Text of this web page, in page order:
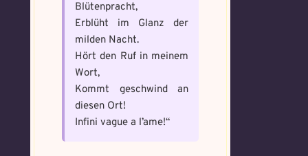
Blütenpracht,
Erblüht im Glanz der
milden Nacht.
Hört den Ruf in meinem
Wort,
Kommt geschwind an
diesen Ort!
Infini vague a l’ame!“
Wie bist du darauf
aufmerksam geworden
und wie bannst du es?
Schreibe eine Geschichte mit mind.
500 Zeichen.
Wie fängst du die Chaos
Magie ein? *
Bitte schreibe eine kleine Geschichte
mit mind. 500 Zeichen.
Benutzername *
Welches Item und für welche
Aufgabe? *